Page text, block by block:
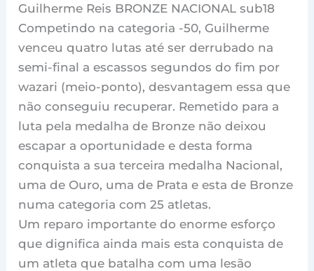
Guilherme Reis BRONZE NACIONAL sub18
Competindo na categoria -50, Guilherme
venceu quatro lutas até ser derrubado na
semi-final a escassos segundos do fim por
wazari (meio-ponto), desvantagem essa que
não conseguiu recuperar. Remetido para a
luta pela medalha de Bronze não deixou
escapar a oportunidade e desta forma
conquista a sua terceira medalha Nacional,
uma de Ouro, uma de Prata e esta de Bronze
numa categoria com 25 atletas.
Um reparo importante do enorme esforço
que dignifica ainda mais esta conquista de
um atleta que batalha com uma lesão